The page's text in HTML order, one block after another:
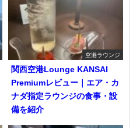
空港ラウンジ
関西空港Lounge KANSAI
Premiumレビュー｜エア・カ
ナダ指定ラウンジの食事・設
備を紹介